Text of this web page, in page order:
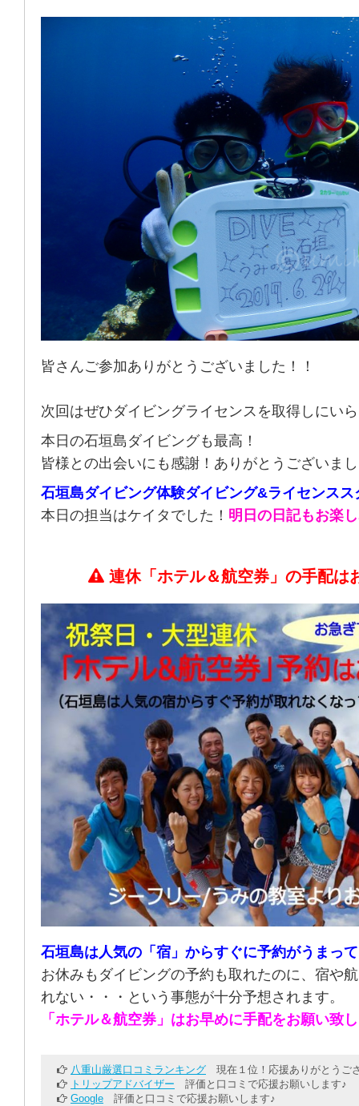
皆さんご参加ありがとうございました！！
次回はぜひダイビングライセンスを取得しにい
本日の石垣島ダイビングも最高！
皆様との出会いにも感謝！ありがとうございま
石垣島ダイビング体験ダイビング&ライセンスス
本日の担当はケイタでした！ 明日の日記もお楽
連休「ホテル＆航空券」の手配は
石垣島は人気の「宿」からすぐに予約がうまっ
お休みもダイビングの予約も取れたのに、宿や
れない・・・という事態が十分予想されます。
「ホテル＆航空券」はお早めに手配をお願い致
八重山厳選口コミランキング 現在１位！応援ありがとうご
トリップアドバイザー 評価と口コミで応援お願いします♪
Google 評価と口コミで応援お願いします♪